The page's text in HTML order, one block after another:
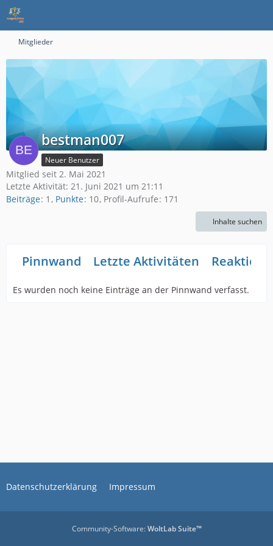
Mitglieder
bestman007
Neuer Benutzer
Mitglied seit 2. Mai 2021
Letzte Aktivität: 21. Juni 2021 um 21:11
Beiträge 1 Punkte 10 Profil-Aufrufe 171
Inhalte suchen
Pinnwand Letzte Aktivitäten
Es wurden noch keine Einträge an der Pinnwand verfasst.
Datenschutzerklärung Impressum
Community-Software:WoltLab Suite™